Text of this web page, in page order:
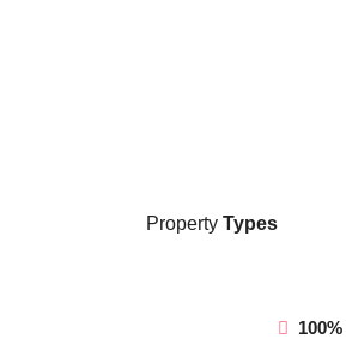
Property Types
100%